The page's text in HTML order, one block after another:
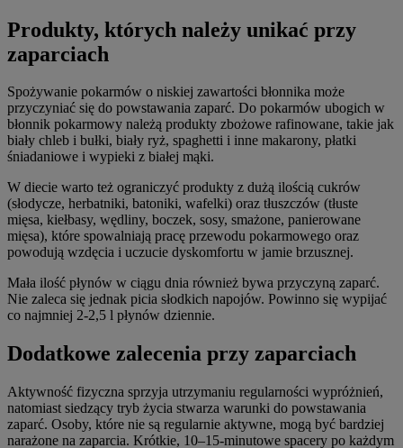
Produkty, których należy unikać przy
zaparciach
Spożywanie pokarmów o niskiej zawartości błonnika może
przyczyniać się do powstawania zaparć. Do pokarmów ubogich w
błonnik pokarmowy należą produkty zbożowe rafinowane, takie jak
biały chleb i bułki, biały ryż, spaghetti i inne makarony, płatki
śniadaniowe i wypieki z białej mąki.
W diecie warto też ograniczyć produkty z dużą ilością cukrów
(słodycze, herbatniki, batoniki, wafelki) oraz tłuszczów (tłuste
mięsa, kiełbasy, wędliny, boczek, sosy, smażone, panierowane
mięsa), które spowalniają pracę przewodu pokarmowego oraz
powodują wzdęcia i uczucie dyskomfortu w jamie brzusznej.
Mała ilość płynów w ciągu dnia również bywa przyczyną zaparć.
Nie zaleca się jednak picia słodkich napojów. Powinno się wypijać
co najmniej 2-2,5 l płynów dziennie.
Dodatkowe zalecenia przy zaparciach
Aktywność fizyczna sprzyja utrzymaniu regularności wypróżnień,
natomiast siedzący tryb życia stwarza warunki do powstawania
zaparć. Osoby, które nie są regularnie aktywne, mogą być bardziej
narażone na zaparcia. Krótkie, 10–15-minutowe spacery po każdym